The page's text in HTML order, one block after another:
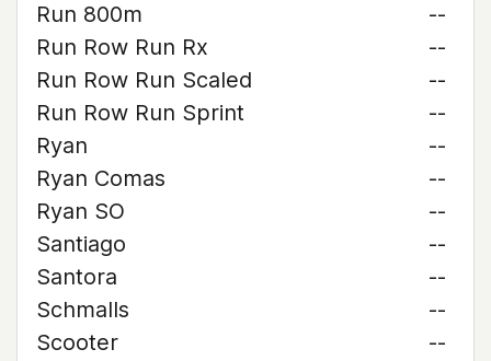
Run 800m
--
Run Row Run Rx
--
Run Row Run Scaled
--
Run Row Run Sprint
--
Ryan
--
Ryan Comas
--
Ryan SO
--
Santiago
--
Santora
--
Schmalls
--
Scooter
--